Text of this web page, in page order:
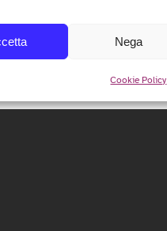
Nega
Cookie Policy